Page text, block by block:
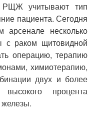
учитывают тип
пациента. Сегодня
арсенале несколько
с раком щитовидной
операцию, терапию
химиотерапию,
двух и более
процента